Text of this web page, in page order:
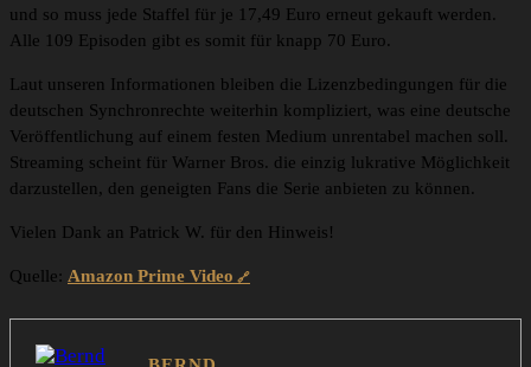
und so muss jede Staffel für je 17,49 Euro erneut gekauft werden.
Alle 109 Episoden gibt es somit für knapp 70 Euro.
Laut unseren Informationen bleiben die Lizenzbedingungen für die
deutschen Synchronrechte weiterhin kompliziert, was eine deutsche
Veröffentlichung auf einem festen Medium unrentabel machen soll.
Streaming scheint für Warner Bros. die einzig lukrative Möglichkeit
darzustellen, den geneigten Fans die Serie anbieten zu können.
Vielen Dank an Patrick W. für den Hinweis!
Quelle: Amazon Prime Video